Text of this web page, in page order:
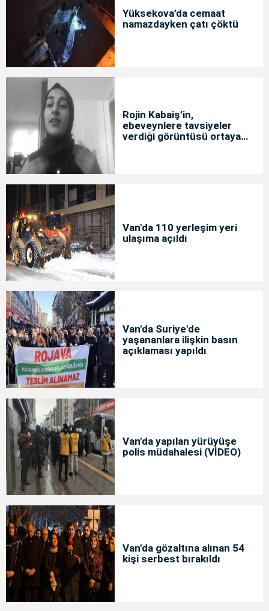
Yüksekova’da cemaat
namazdayken çatı çöktü
Rojin Kabaiş’in,
ebeveynlere tavsiyeler
verdiği görüntüsü ortaya
Van'da 110 yerleşim yeri
ulaşıma açıldı
Van'da Suriye'de
yaşananlara ilişkin basın
açıklaması yapıldı
Van'da yapılan yürüyüşe
polis müdahalesi (VİDEO)
Van'da gözaltına alınan 54
kişi serbest bırakıldı